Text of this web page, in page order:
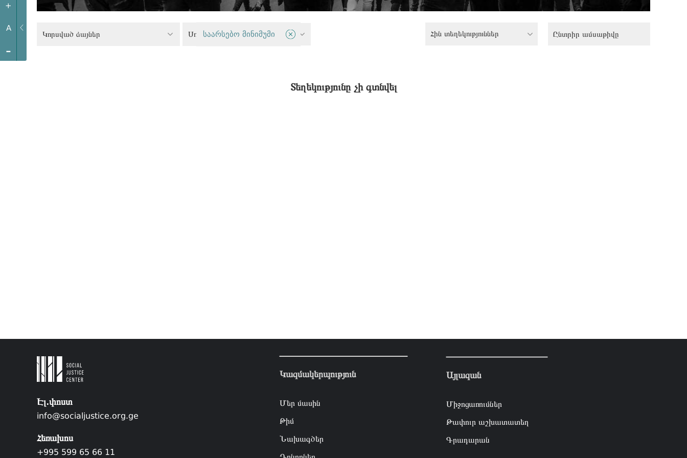
+
A
-
Կորսված ձայներ Սոցիալական շարժումներ
საარსებო მინიმუმი Հին տեղեկություններ
Տեղեկությունը չի գտնվել
Էլ.փոստ
info@socialjustice.org.ge
Հեռախոս
+995 599 65 66 11
Կազմակերպություն
Մեր մասին
Թիմ
Նախագծեր
Այլազան
Միջոցառումներ
Թափուր աշխատատեղ
Գրադարան